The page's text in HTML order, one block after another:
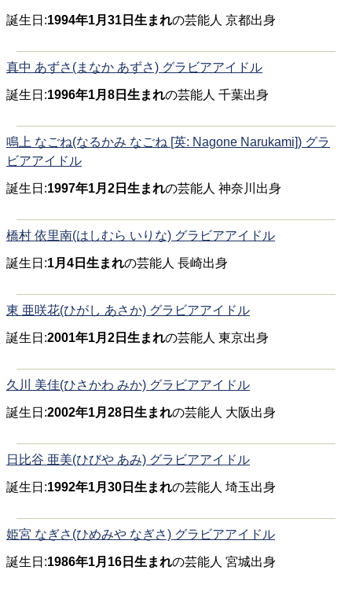
誕生日:1994年1月31日生まれの芸能人 京都出身
真中 あずさ(まなか あずさ) グラビアアイドル
誕生日:1996年1月8日生まれの芸能人 千葉出身
鳴上 なごね(なるかみ なごね [英: Nagone Narukami]) グラ
ビアアイドル
誕生日:1997年1月2日生まれの芸能人 神奈川出身
橋村 依里南(はしむら いりな) グラビアアイドル
誕生日:1月4日生まれの芸能人 長崎出身
東 亜咲花(ひがし あさか) グラビアアイドル
誕生日:2001年1月2日生まれの芸能人 東京出身
久川 美佳(ひさかわ みか) グラビアアイドル
誕生日:2002年1月28日生まれの芸能人 大阪出身
日比谷 亜美(ひびや あみ) グラビアアイドル
誕生日:1992年1月30日生まれの芸能人 埼玉出身
姫宮 なぎさ(ひめみや なぎさ) グラビアアイドル
誕生日:1986年1月16日生まれの芸能人 宮城出身